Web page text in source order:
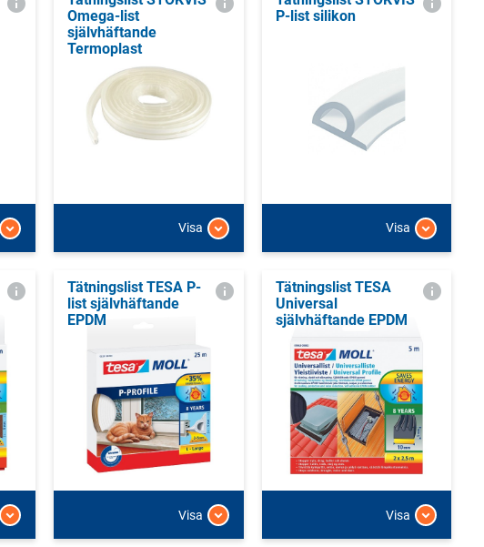
Omega-list
självhäftande
Termoplast
Visa
P-list silikon
Visa
Tätningslist TESA P-
list självhäftande
EPDM
Visa
Tätningslist TESA
Universal
självhäftande EPDM
Visa